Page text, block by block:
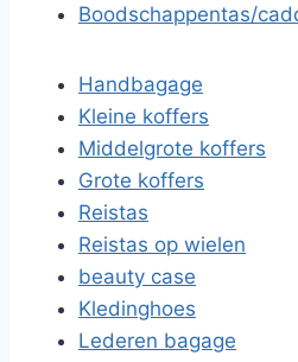
Boodschappentas/
Handbagage
Kleine koffers
Middelgrote koffers
Grote koffers
Reistas
Reistas op wielen
beauty case
Kledinghoes
Lederen bagage